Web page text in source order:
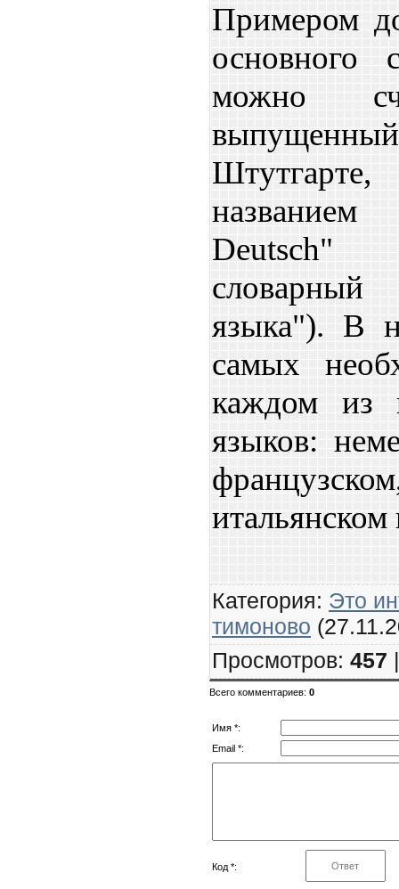
Примером
основного
можно
названием
словарный
языка"). В
самых
каждом из
языков:
Категория: Это
тимоново
Просмотров: 457
Всего комментариев: 0
Имя *:
Email *:
Код *: